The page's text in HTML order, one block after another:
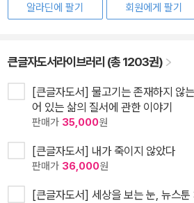
알라딘에 팔기
회원에게 팔기
큰글자도서라이브러리 (총 1203권)
[큰글자도서] 물고기는 존재하지 않
어 있는 삶의 질서에 관한 이야기
판매가 35,000원
[큰글자도서] 내가 죽이지 않았다
판매가 36,000원
[큰글자도서] 세상을 보는 눈, 뉴스